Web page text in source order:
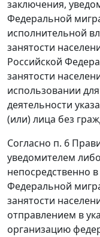
заключения,
Федеральной
исполнительной
занятости
Российской
занятости
использовании
деятельности
(или) лица без
Согласно п. 6
уведомителем
непосредственно
Федеральной
занятости
отправлением в
организацию